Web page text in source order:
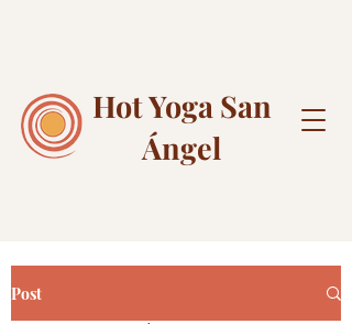
Hot Yoga San
Ángel
Post